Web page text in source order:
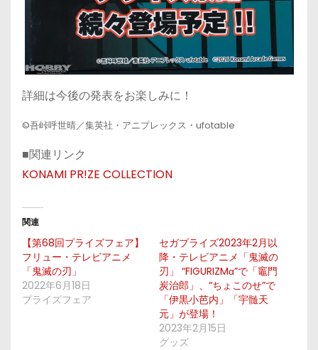
詳細は今後の発表をお楽しみに！
©吾峠呼世晴／集英社・アニプレックス・ufotable
■関連リンク
KONAMI PR!ZE COLLECTION
関連
【第68回プライズフェア】
フリュー・テレビアニメ
「鬼滅の刃」
2022年6月18日
プライズフェア
セガプライズ2023年2月以
降・テレビアニメ「鬼滅の
刃」 “FIGURIZMα”で「竈門
炭治郎」、“ちょこのせ”で
「伊黒小芭内」「宇髄天
元」が登場！
2023年2月15日
グッズ